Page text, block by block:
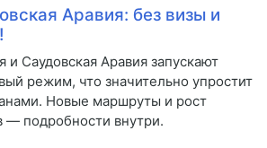
Аравия: без визы и
и Саудовская Аравия запускают
режим, что значительно упростит
Новые маршруты и рост
— подробности внутри.